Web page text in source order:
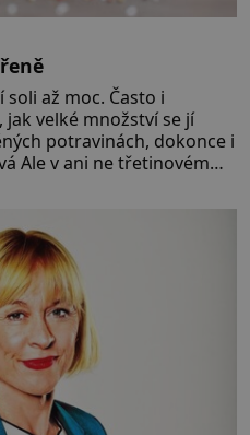
až moc. Často i
velké množství se jí
potravinách, dokonce i
Ale v ani ne třetinovém